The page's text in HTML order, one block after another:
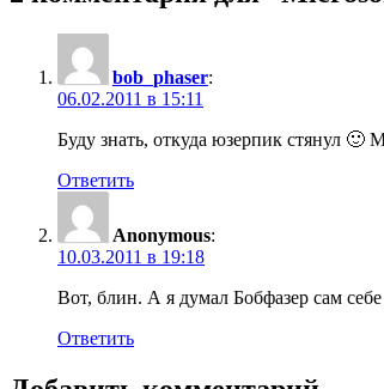
bob_phaser:
06.02.2011 в 15:11
Буду знать, откуда юзерпик стянул
Ответить
Anonymous:
10.03.2011 в 19:18
Вот, блин. А я думал Бобфазер сам
Ответить